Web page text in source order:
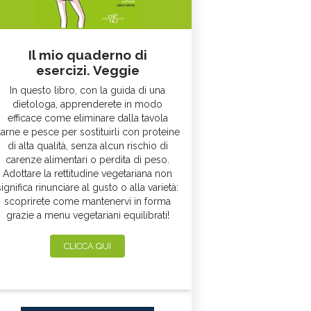
Il mio quaderno di
esercizi. Veggie
In questo libro, con la guida di una
dietologa, apprenderete in modo
efficace come eliminare dalla tavola
e pesce per sostituirli con proteine
di alta qualità, senza alcun rischio di
carenze alimentari o perdita di peso.
Adottare la rettitudine vegetariana non
rinunciare al gusto o alla varietà:
scoprirete come mantenervi in forma
grazie a menu vegetariani equilibrati!
CLICCA QUI